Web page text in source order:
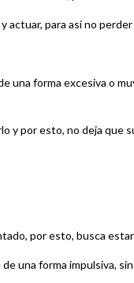
actuar, para así no
una forma excesiva o
y por esto, no deja que
por esto, busca
una forma impulsiva,